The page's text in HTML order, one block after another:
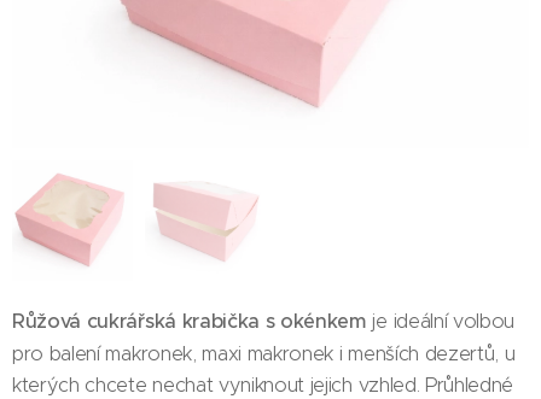
Růžová cukrářská krabička s okénkem je ideální volbou
pro balení makronek, maxi makronek i menších dezertů, u
kterých chcete nechat vyniknout jejich vzhled. Průhledné